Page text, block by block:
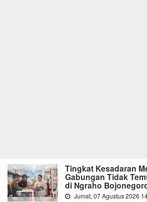
Tingkat Kesadaran
Gabungan Tidak
di Ngraho
Jumat, 07 Agustus 2026